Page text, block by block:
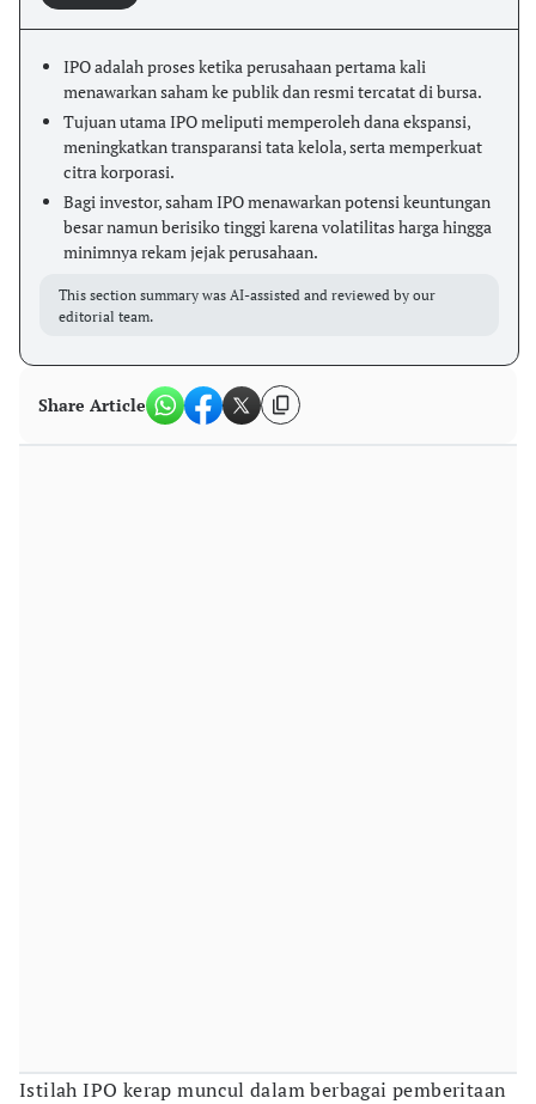
IPO adalah proses ketika perusahaan pertama kali
menawarkan saham ke publik dan resmi tercatat di bursa.
Tujuan utama IPO meliputi memperoleh dana ekspansi,
meningkatkan transparansi tata kelola, serta memperkuat
citra korporasi.
Bagi investor, saham IPO menawarkan potensi keuntungan
besar namun berisiko tinggi karena volatilitas harga hingga
minimnya rekam jejak perusahaan.
This section summary was AI-assisted and reviewed by our
editorial team.
Share Article
Istilah IPO kerap muncul dalam berbagai pemberitaan